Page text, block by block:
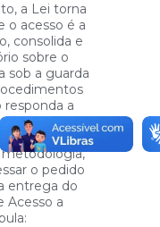
a Lei torna
o acesso é a
consolida e
sobre o
sob a guarda
responda a
cidadão. A
de acesso à
metodologia,
o pedido
entrega do
Acesso a